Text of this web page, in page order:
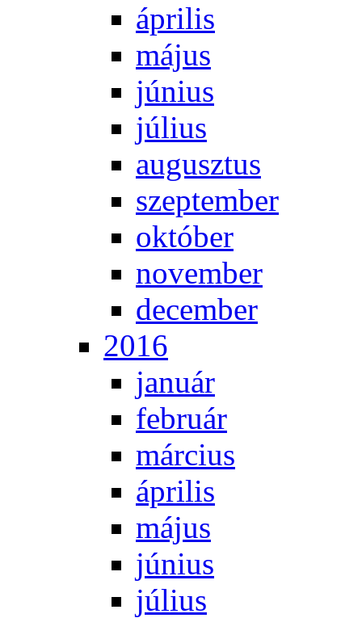
áp­ri­lis
má­jus
jú­ni­us
jú­li­us
au­gusz­tus
szep­tem­ber
ok­tó­ber
no­vem­ber
de­cem­ber
2016
ja­nu­ár
feb­ru­ár
már­ci­us
áp­ri­lis
má­jus
jú­ni­us
jú­li­us